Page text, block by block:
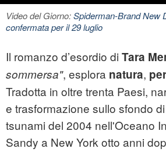
Video del Giorno:Spiderman-Brand New
confermata per il 29 luglio
Il romanzo d’esordio di Tara
sommersa", esplora natura,
Tradotta in oltre trenta Paesi,
e trasformazione sullo sfondo
tsunami del 2004 nell'Oceano
Sandy a New York otto anni